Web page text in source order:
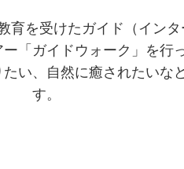
育を受けたガイド（イン
「ガイドウォーク」を行
い、自然に癒されたいな
す。